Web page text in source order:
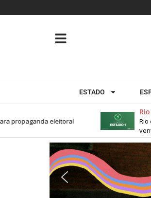
ESTADO
Rio de
Rio
ventos
eleitoral